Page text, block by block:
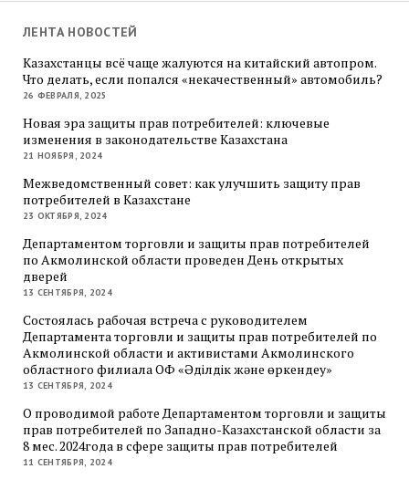
ЛЕНТА НОВОСТЕЙ
Казахстанцы всё чаще жалуются на китайский автопром.
Что делать, если попался «некачественный» автомобиль?
26 ФЕВРАЛЯ, 2025
Новая эра защиты прав потребителей: ключевые
изменения в законодательстве Казахстана
21 НОЯБРЯ, 2024
Межведомственный совет: как улучшить защиту прав
потребителей в Казахстане
23 ОКТЯБРЯ, 2024
Департаментом торговли и защиты прав потребителей
по Акмолинской области проведен День открытых
дверей
13 СЕНТЯБРЯ, 2024
Состоялась рабочая встреча с руководителем
Департамента торговли и защиты прав потребителей по
Акмолинской области и активистами Акмолинского
областного филиала ОФ «Әділдік және өркендеу»
13 СЕНТЯБРЯ, 2024
О проводимой работе Департаментом торговли и защиты
прав потребителей по Западно-Казахстанской области за
8 мес. 2024года в сфере защиты прав потребителей
11 СЕНТЯБРЯ, 2024